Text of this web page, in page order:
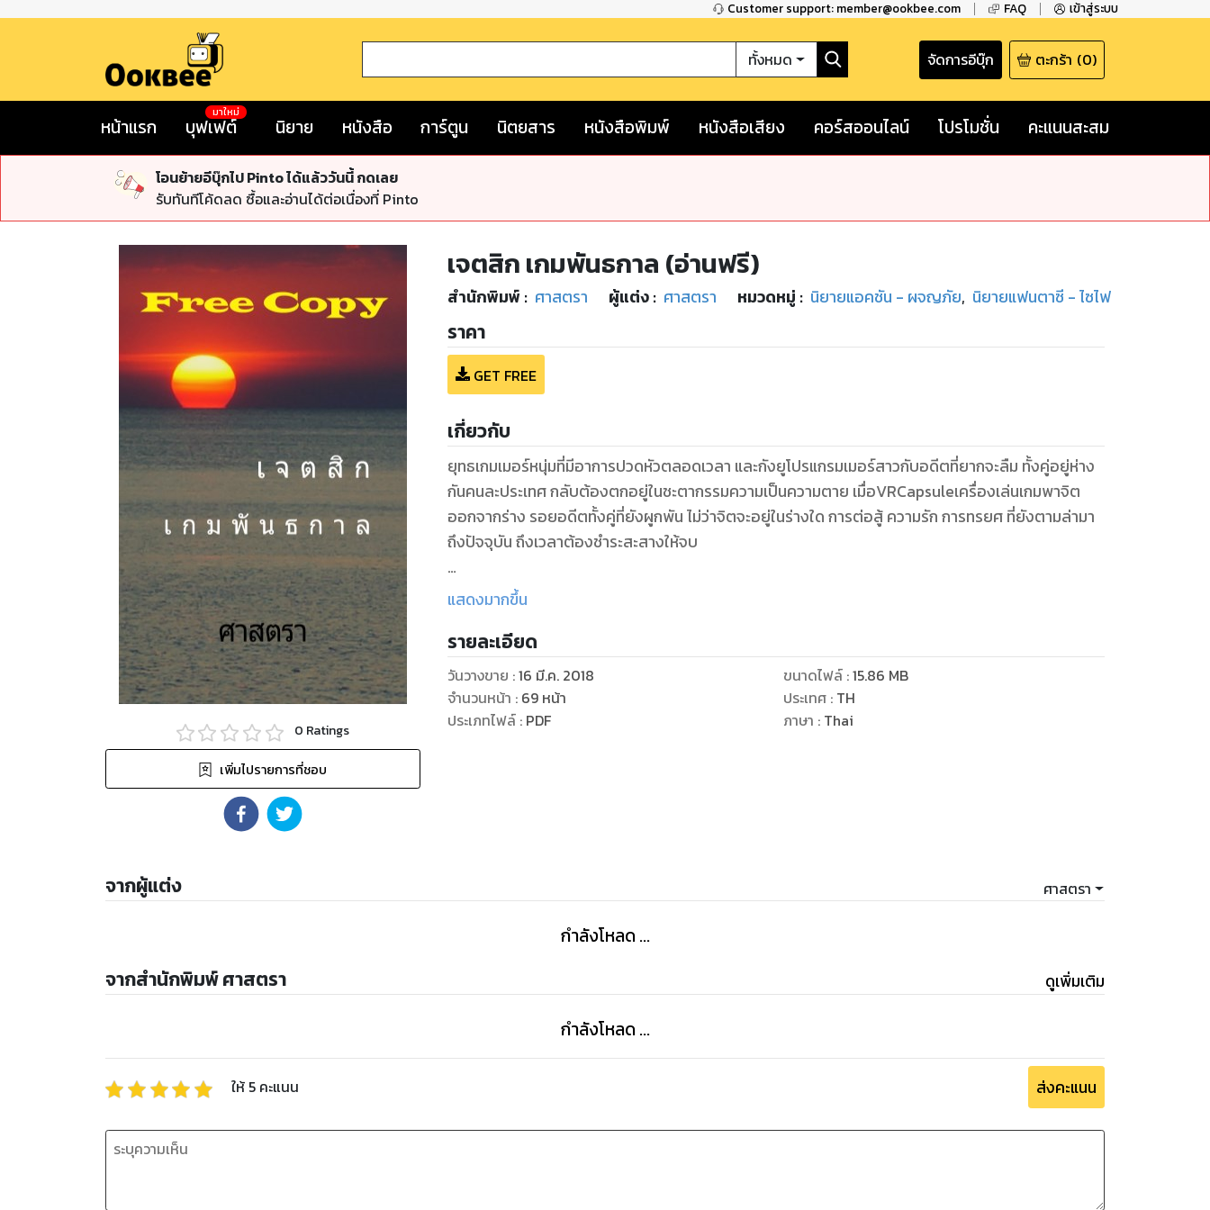
Customer support: member@ookbee.com FAQ เข้าสู่ระบบ
ทั้งหมด จัดการอีบุ๊ก ตะกร้า (0)
หน้าแรก บุฟเฟต์
มาใหม่
นิยาย หนังสือ การ์ตูน นิตยสาร หนังสือพิมพ์ หนังสือเสียง คอร์สออนไลน์ โปรโมชั่น คะแนนสะสม
โอนย้ายอีบุ๊กไป Pinto ได้แล้ววันนี้ กดเลย
รับทันทีโค้ดลด ซื้อและอ่านได้ต่อเนื่องที่ Pinto
0 Ratings
เพิ่มไปรายการที่ชอบ
เจตสิก เกมพันธกาล (อ่านฟรี)
สำนักพิมพ์ : ศาสตรา ผู้แต่ง : ศาสตรา หมวดหมู่ : นิยายแอคชัน - ผจญภัย, นิยายแฟนตาซี - ไซไฟ
ราคา
GET FREE
เกี่ยวกับ
ยุทธเกมเมอร์หนุ่มที่มีอาการปวดหัวตลอดเวลา และกังยูโปรแกรมเมอร์สาวกับอดีตที่ยากจะลืม ทั้งคู่อยู่ห่าง
กันคนละประเทศ กลับต้องตกอยู่ในชะตากรรมความเป็นความตาย เมื่อVRCapsuleเครื่องเล่นเกมพาจิต
ออกจากร่าง รอยอดีตทั้งคู่ที่ยังผูกพัน ไม่ว่าจิตจะอยู่ในร่างใด การต่อสู้ ความรัก การทรยศ ที่ยังตามล่ามา
ถึงปัจจุบัน ถึงเวลาต้องชำระสะสางให้จบ
นิยายเรื่องนี้ ผู้แต่งแต่งจากโครงเรื่องจริงของเด็กติดเกมจนมีภาวะทางจิต แล้วผู้แต่งจินตนาการเพิ่มใน
เป็นชนวนเหตุของเรื่องราวความสัมพันธ์ของยุทธ ยุทธในอดีต กังยู และตัวละครปริศนาที่เป็นต้นเหตุให้กังยู
ต้องติดเข้าไปอยู่ในเกม
หวังว่าผู้อ่านทุกท่านคงจะสนุกกับเรื่องราวที่เป็นธีม Action drama romantic fantasy เรื่องนี้ มีความสุข
แสดงมากขึ้น
รายละเอียด
วันวางขาย :16 มี.ค. 2018
จำนวนหน้า : 69 หน้า
ประเภทไฟล์: PDF
ขนาดไฟล์:15.86 MB
ประเทศ : TH
ภาษา : Thai
จากผู้แต่ง ศาสตรา
กำลังโหลด ...
จากสำนักพิมพ์ ศาสตรา ดูเพิ่มเติม
กำลังโหลด ...
ให้ 5 คะแนน ส่งคะแนน